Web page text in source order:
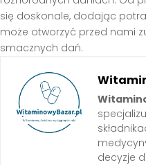
się doskonale, dodając
może otworzyć przed nami
smacznych dań.
decyzje